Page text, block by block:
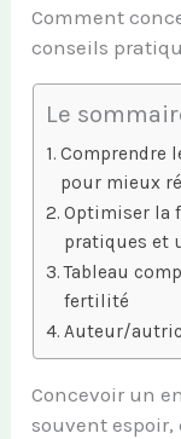
Comment
conseils
Le
Comprendre
pour mieux
Optimiser la
pratiques et
Tableau
fertilité
Auteur/
Concevoir un
souvent